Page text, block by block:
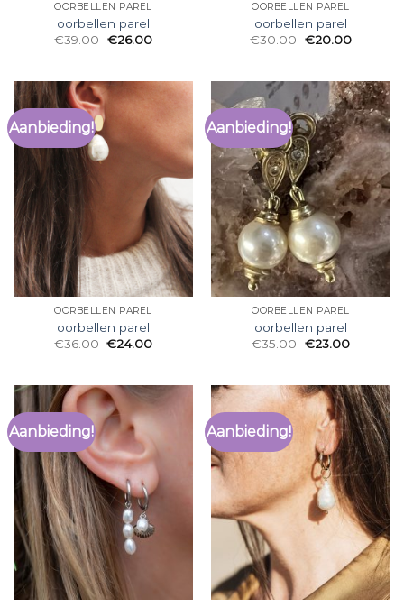
OORBELLEN PAREL
oorbellen parel
€39.00 €26.00
OORBELLEN PAREL
oorbellen parel
€30.00 €20.00
Aanbieding!
OORBELLEN PAREL
oorbellen parel
€36.00 €24.00
Aanbieding!
OORBELLEN PAREL
oorbellen parel
€35.00 €23.00
Aanbieding! Aanbieding!